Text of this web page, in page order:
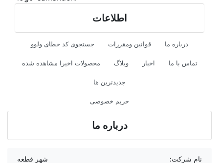
اطلاعات
درباره ما قوانین ومقررات جستجوی کد خطای ولوو
تماس با ما اخبار وبلاگ محصولات اخیرا مشاهده شده
جدیدترین ها
حریم خصوصی
درباره ما
نام شرکت: شهر قطعه